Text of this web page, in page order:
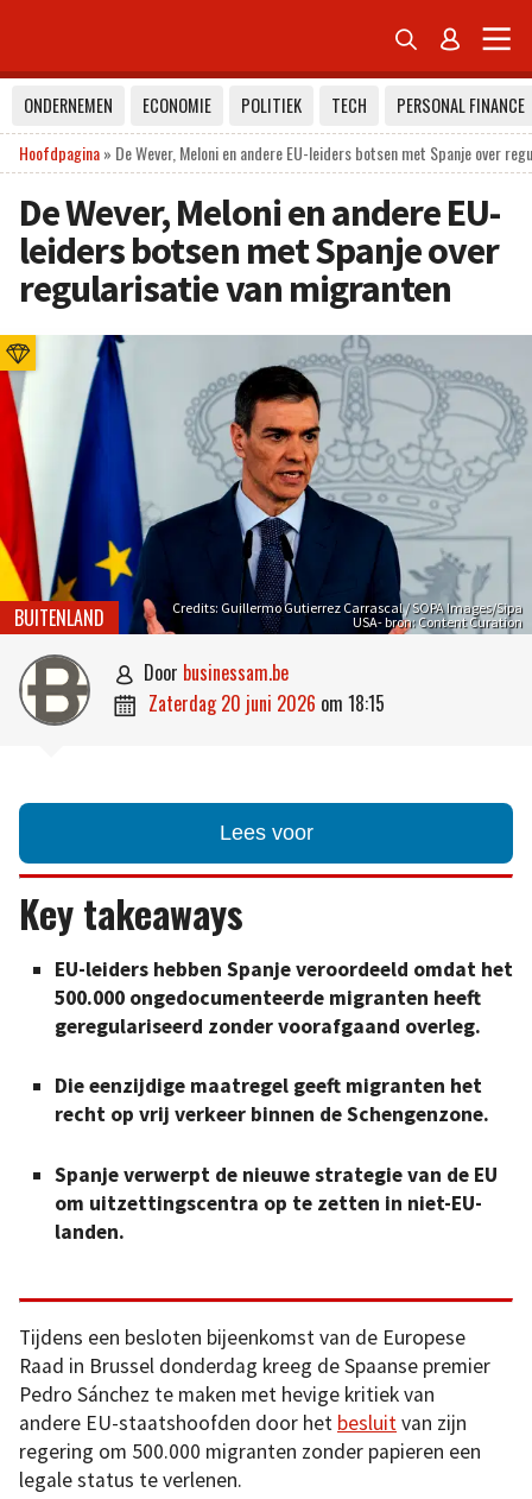
 
ONDERNEMEN ECONOMIE POLITIEK TECH
PERSONAL FINANCE
Hoofdpagina» De Wever, Meloni en andere EU-leiders botsen met Spanje over
De Wever, Meloni en andere EU-
leiders botsen met Spanje over
regularisatie van migranten
Credits: Guillermo Gutierrez Carrascal / SOPA Images/Sipa
USA- bron: Content Curation
BUITENLAND
 door businessam.be
 zaterdag 20 juni 2026 om 18:15
Lees voor
Key takeaways
EU-leiders hebben Spanje veroordeeld omdat het
500.000 ongedocumenteerde migranten heeft
geregulariseerd zonder voorafgaand overleg.
Die eenzijdige maatregel geeft migranten het
recht op vrij verkeer binnen de Schengenzone.
Spanje verwerpt de nieuwe strategie van de EU
om uitzettingscentra op te zetten in niet-EU-
landen.
Tijdens een besloten bijeenkomst van de Europese
Raad in Brussel donderdag kreeg de Spaanse premier
Pedro Sánchez te maken met hevige kritiek van
andere EU-staatshoofden door het besluitvan zijn
regering om 500.000 migranten zonder papieren een
legale status te verlenen.